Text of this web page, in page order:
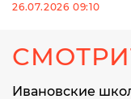
26.07.2026 09:10
Ивановские